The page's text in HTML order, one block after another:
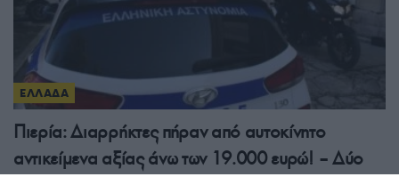
ΕΛΛΑΔΑ
Πιερία: Διαρρήκτες πήραν από αυτοκίνητο
αντικείμενα αξίας άνω των 19.000 ευρώ! – Δύο